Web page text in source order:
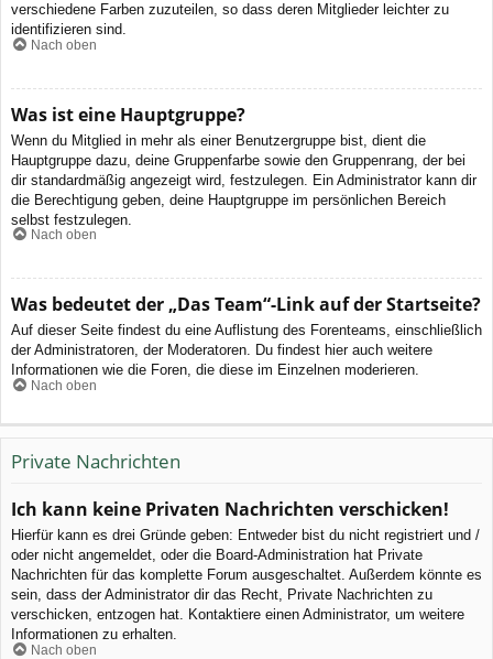
verschiedene Farben zuzuteilen, so dass deren Mitglieder leichter zu
identifizieren sind.
Nach oben
Was ist eine Hauptgruppe?
Wenn du Mitglied in mehr als einer Benutzergruppe bist, dient die
Hauptgruppe dazu, deine Gruppenfarbe sowie den Gruppenrang, der bei
dir standardmäßig angezeigt wird, festzulegen. Ein Administrator kann dir
die Berechtigung geben, deine Hauptgruppe im persönlichen Bereich
selbst festzulegen.
Nach oben
Was bedeutet der „Das Team“-Link auf der Startseite?
Auf dieser Seite findest du eine Auflistung des Forenteams, einschließlich
der Administratoren, der Moderatoren. Du findest hier auch weitere
Informationen wie die Foren, die diese im Einzelnen moderieren.
Nach oben
Private Nachrichten
Ich kann keine Privaten Nachrichten verschicken!
Hierfür kann es drei Gründe geben: Entweder bist du nicht registriert und /
oder nicht angemeldet, oder die Board-Administration hat Private
Nachrichten für das komplette Forum ausgeschaltet. Außerdem könnte es
sein, dass der Administrator dir das Recht, Private Nachrichten zu
verschicken, entzogen hat. Kontaktiere einen Administrator, um weitere
Informationen zu erhalten.
Nach oben